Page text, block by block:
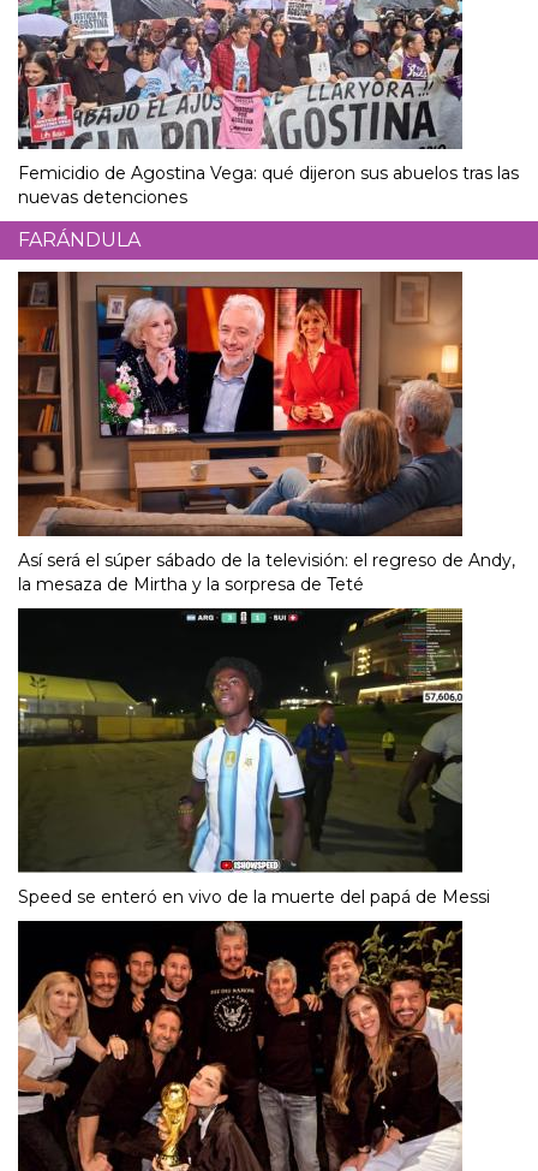
Femicidio de Agostina Vega: qué dijeron sus abuelos tras las
nuevas detenciones
FARÁNDULA
Así será el súper sábado de la televisión: el regreso de Andy,
la mesaza de Mirtha y la sorpresa de Teté
Speed se enteró en vivo de la muerte del papá de Messi